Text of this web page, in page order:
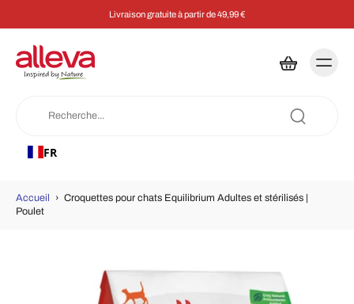
Livraison gratuite à partir de 49,99 €
FR
Accueil › Croquettes pour chats Equilibrium Adultes et stérilisés |
Poulet